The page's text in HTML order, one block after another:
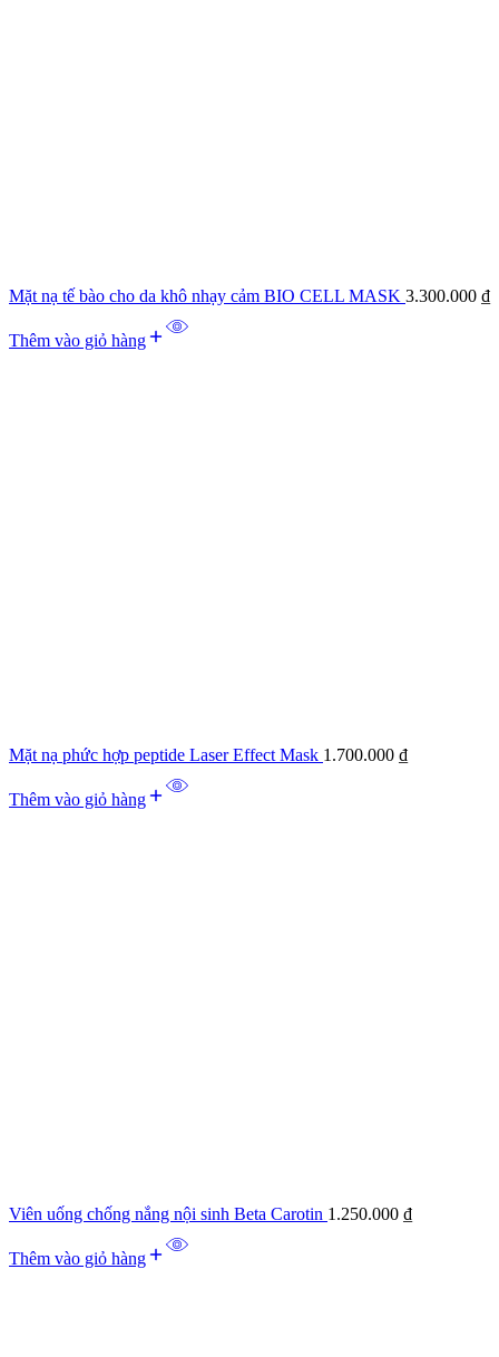
Mặt nạ tế bào cho da khô nhạy cảm BIO CELL MASK 3.300.000 ₫
Thêm vào giỏ hàng
Mặt nạ phức hợp peptide Laser Effect Mask 1.700.000 ₫
Thêm vào giỏ hàng
Viên uống chống nắng nội sinh Beta Carotin 1.250.000 ₫
Thêm vào giỏ hàng